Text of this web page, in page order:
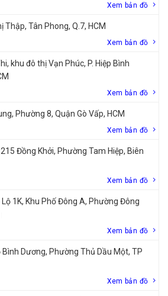
Xem bản đồ
Thập, Tân Phong, Q.7, HCM
Xem bản đồ
khu đô thị Vạn Phúc, P. Hiệp Bình
Xem bản đồ
Phường 8, Quận Gò Vấp, HCM
Xem bản đồ
Đồng Khởi, Phường Tam Hiệp, Biên
Xem bản đồ
Lộ 1K, Khu Phố Đông A, Phường Đông
Xem bản đồ
Dương, Phường Thủ Dầu Một, TP
Xem bản đồ